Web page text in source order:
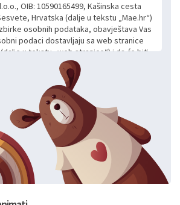
OIB: 10590165499, Kašinska cesta
Hrvatska (dalje u tekstu „Mae.hr“)
osobnih podataka, obavještava Vas
podaci dostavljaju sa web stranice
u tekstu „web stranice“) i da će biti
ove Izjave smatra se da
dajete privolu za prikupljanje i daljnju
osobnih podataka koje ustupate Mae.hr
stranica u svrhu odgovora i daljnje
na Vaš upit poslan kroz kontakt obrazac.
davanju podataka te ovu
prihvatiti odnosno niste dužni unositi
podatke u jednu od prijavnih
dostupnih na ovim web stranicama.
će s Vašim osobnim podacima
Općoj uredbi o zaštiti podataka
koju možete pročitati ovdje i